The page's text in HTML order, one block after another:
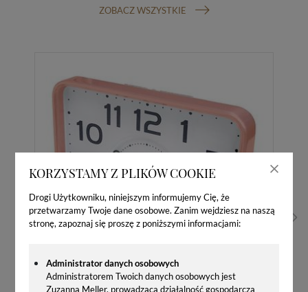
KORZYSTAMY Z PLIKÓW COOKIE
Drogi Użytkowniku, niniejszym informujemy Cię, że
przetwarzamy Twoje dane osobowe. Zanim wejdziesz na naszą
stronę, zapoznaj się proszę z poniższymi informacjami:
Administrator danych osobowych
Administratorem Twoich danych osobowych jest
Zuzanna Meller, prowadząca działalność gospodarczą
ZOBACZ WSZYSTKIE